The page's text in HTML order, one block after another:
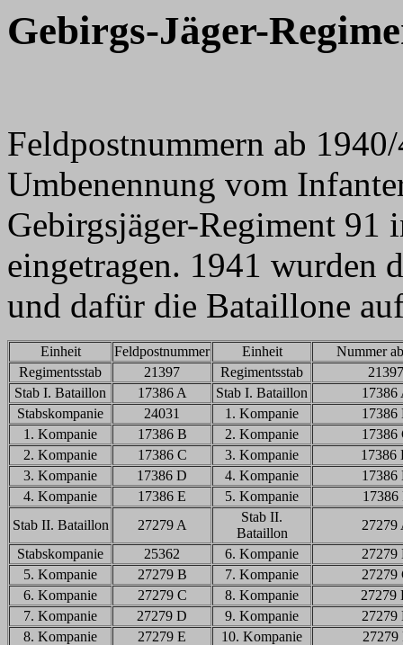
Gebirgs-Jäger-
Feldpostnummern ab
Umbenennung vom
Gebirgsjäger-Regiment 91
eingetragen. 1941 wurden
und dafür die Bataillone
Einheit Feldpostnummer Einheit
Nummer
Regimentsstab
21397 Regimentsstab
21397
Stab I. Bataillon
17386 A Stab I. Bataillon
17386
Stabskompanie
24031 1. Kompanie
17386
1. Kompanie
17386 B 2. Kompanie
17386
2. Kompanie
17386 C 3. Kompanie
17386
3. Kompanie
17386 D 4. Kompanie
17386
4. Kompanie
17386 E 5. Kompanie
17386
Stab II. Bataillon
27279 A
Stab II.
Bataillon
27279
Stabskompanie
25362 6. Kompanie
27279
5. Kompanie
27279 B 7. Kompanie
27279
6. Kompanie
27279 C 8. Kompanie
27279
7. Kompanie
27279 D 9. Kompanie
27279
8. Kompanie
27279 E 10. Kompanie
27279